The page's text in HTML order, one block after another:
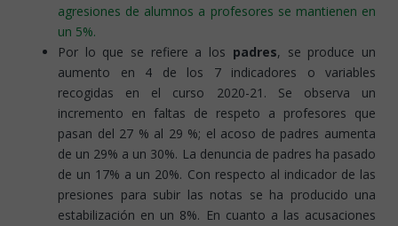
agresiones de alumnos a profesores se mantienen en
un 5%.
Por lo que se refiere a los padres, se produce un
aumento en 4 de los 7 indicadores o variables
recogidas en el curso 2020-21. Se observa un
incremento en faltas de respeto a profesores que
pasan del 27 % al 29 %; el acoso de padres aumenta
de un 29% a un 30%. La denuncia de padres ha pasado
de un 17% a un 20%. Con respecto al indicador de las
presiones para subir las notas se ha producido una
estabilización en un 8%. En cuanto a las acusaciones